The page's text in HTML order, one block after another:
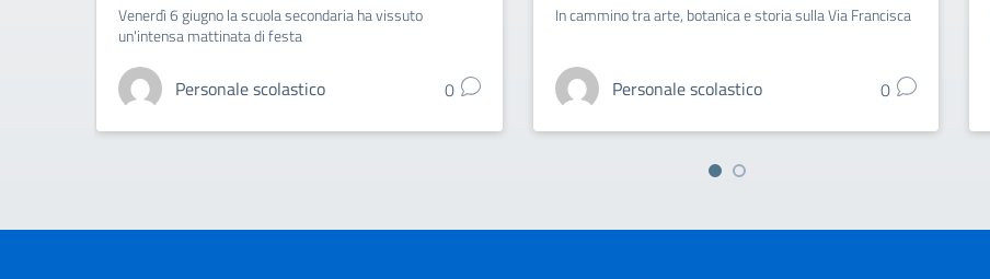
Venerdì 6 giugno la scuola secondaria ha vissuto
un'intensa mattinata di festa
Personale scolastico 0
In cammino tra arte, botanica e storia sulla Via Francisca
Personale scolastico 0